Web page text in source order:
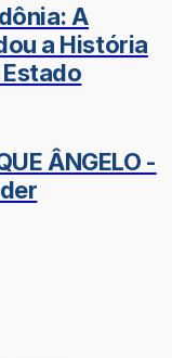
A
a História
ÂNGELO -